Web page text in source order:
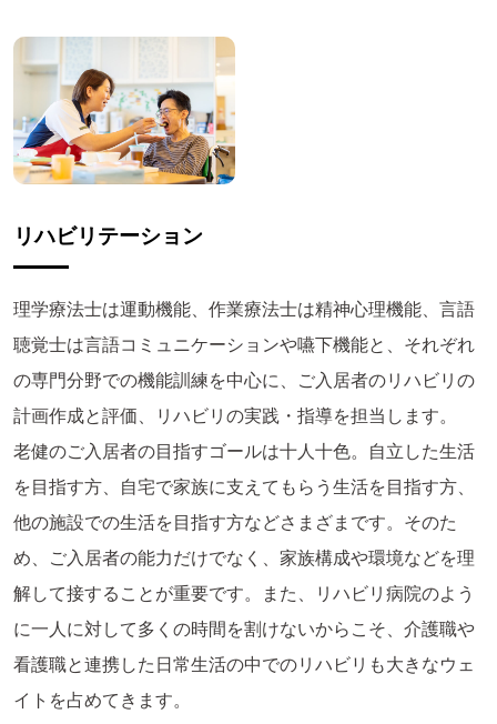
リハビリテーション
理学療法士は運動機能、作業療法士は精神心理機能、言語
聴覚士は言語コミュニケーションや嚥下機能と、それぞれ
の専門分野での機能訓練を中心に、ご入居者のリハビリの
計画作成と評価、リハビリの実践・指導を担当します。
老健のご入居者の目指すゴールは十人十色。自立した生活
を目指す方、自宅で家族に支えてもらう生活を目指す方、
他の施設での生活を目指す方などさまざまです。そのた
め、ご入居者の能力だけでなく、家族構成や環境などを理
解して接することが重要です。また、リハビリ病院のよう
に一人に対して多くの時間を割けないからこそ、介護職や
看護職と連携した日常生活の中でのリハビリも大きなウェ
イトを占めてきます。